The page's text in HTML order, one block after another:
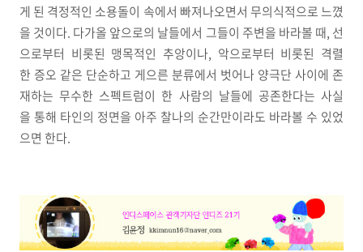
게 된 격정적인 소용돌이 속에서 빠져나오면서 무의식적으로 느꼈
을 것이다. 다가올 앞으로의 날들에서 그들이 주변을 바라볼 때, 선
으로부터 비롯된 맹목적인 추앙이나, 악으로부터 비롯된 격렬
한 증오 같은 단순하고 게으른 분류에서 벗어나 양극단 사이에 존
재하는 무수한 스펙트럼이 한 사람의 날들에 공존한다는 사실
을 통해 타인의 정면을 아주 찰나의 순간만이라도 바라볼 수 있었
으면 한다.